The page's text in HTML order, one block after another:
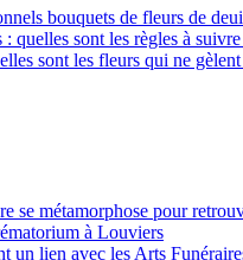
bouquets de fleurs de
quelles sont les règles à
sont les fleurs qui ne gèlent
se métamorphose pour
à Louviers
un lien avec les Arts